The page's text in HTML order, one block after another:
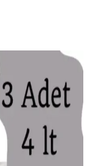
ve
sağlayan
ve düzen sağlar.
Şıklık ve